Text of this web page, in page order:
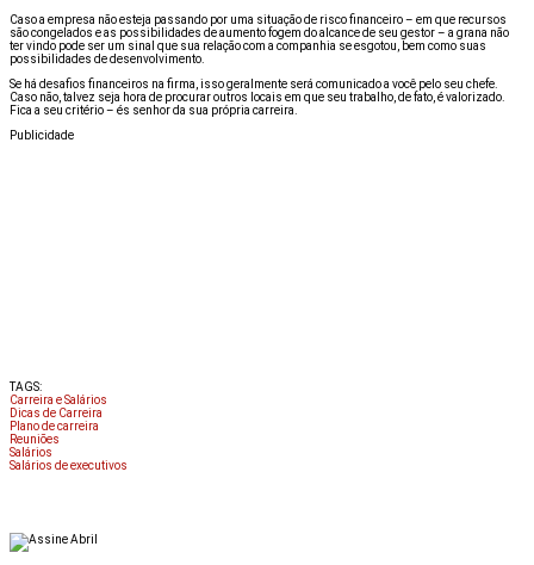
Caso a empresa não esteja passando por uma situação de risco financeiro – em que recursos
são congelados e as possibilidades de aumento fogem do alcance de seu gestor – a grana não
ter vindo pode ser um sinal que sua relação com a companhia se esgotou, bem como suas
possibilidades de desenvolvimento.
Se há desafios financeiros na firma, isso geralmente será comunicado a você pelo seu chefe.
Caso não, talvez seja hora de procurar outros locais em que seu trabalho, de fato, é valorizado.
Fica a seu critério – és senhor da sua própria carreira.
Publicidade
TAGS:
Carreira e Salários
Dicas de Carreira
Plano de carreira
Reuniões
Salários
Salários de executivos